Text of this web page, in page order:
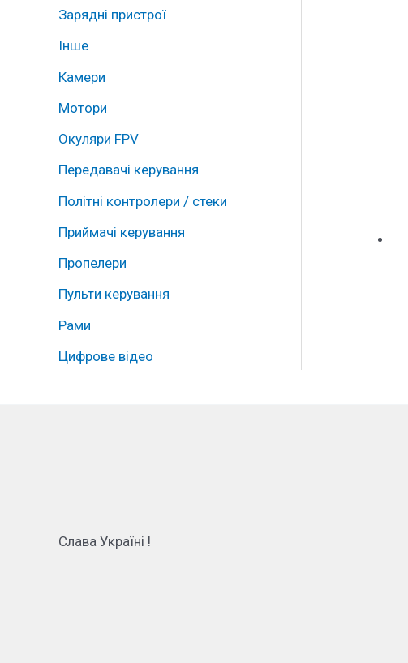
Зарядні пристрої
Інше
Камери
Мотори
Окуляри FPV
Передавачі керування
Політні контролери / стеки
Приймачі керування
Пропелери
Пульти керування
Рами
Цифрове відео
Слава Україні !